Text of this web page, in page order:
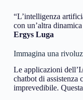
“L’intelligenza
con un’altra
Ergys Luga
Immagina una
Le applicazioni
chatbot di assistenza
imprevedibile.